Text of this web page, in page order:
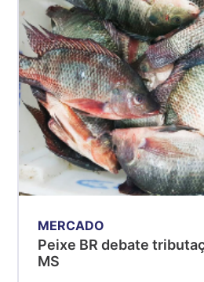
Suíno - Estadual
SP
R$ 5,06
kg
Suíno - Estadual
MG
R$ 5,04
kg
Suíno - Estadual
PR
kg
Suíno - Estadual
MERCADO
Peixe BR debate
MS